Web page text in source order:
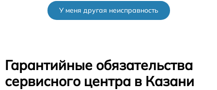
У меня другая неисправность
Гарантийные обязательства
сервисного центра в Казани